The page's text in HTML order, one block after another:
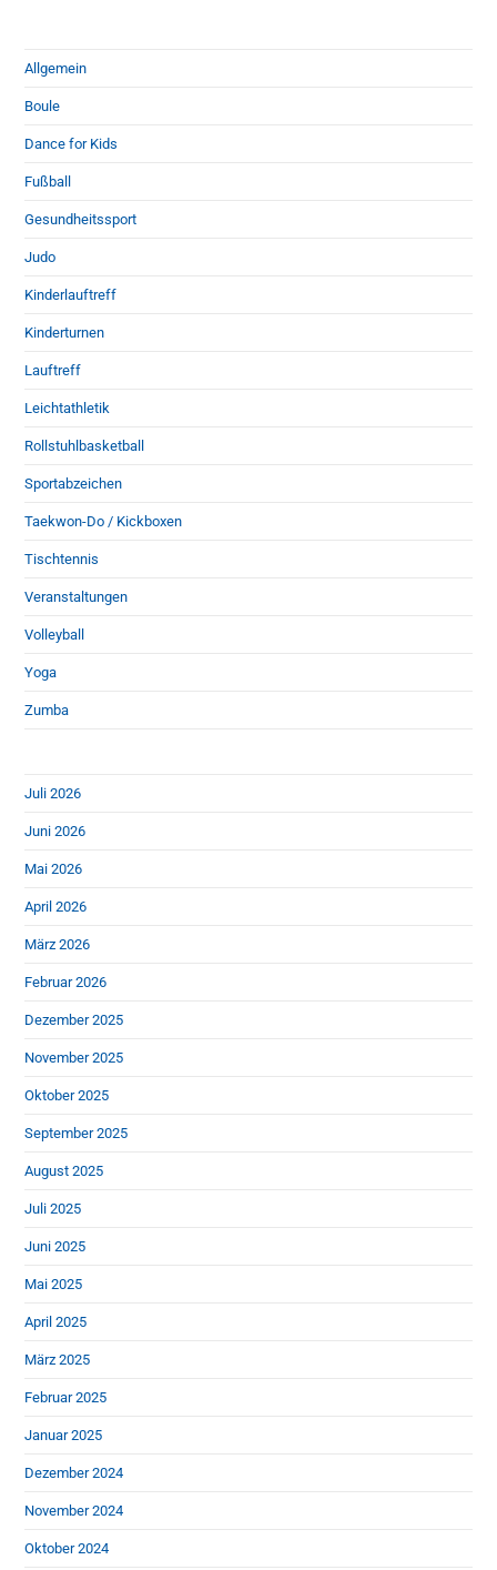
Allgemein
Boule
Dance for Kids
Fußball
Gesundheitssport
Judo
Kinderlauftreff
Kinderturnen
Lauftreff
Leichtathletik
Rollstuhlbasketball
Sportabzeichen
Taekwon-Do / Kickboxen
Tischtennis
Veranstaltungen
Volleyball
Yoga
Zumba
Juli 2026
Juni 2026
Mai 2026
April 2026
März 2026
Februar 2026
Dezember 2025
November 2025
Oktober 2025
September 2025
August 2025
Juli 2025
Juni 2025
Mai 2025
April 2025
März 2025
Februar 2025
Januar 2025
Dezember 2024
November 2024
Oktober 2024